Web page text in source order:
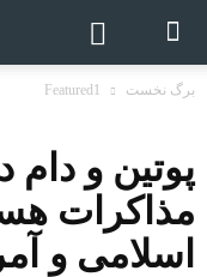
برگ نخست Featured1
پوتین و دام
مذاکرات
اسلامی و